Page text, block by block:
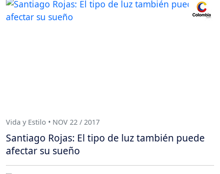
Vida y Estilo • NOV 22 / 2017
Santiago Rojas: El tipo de luz también puede
afectar su sueño